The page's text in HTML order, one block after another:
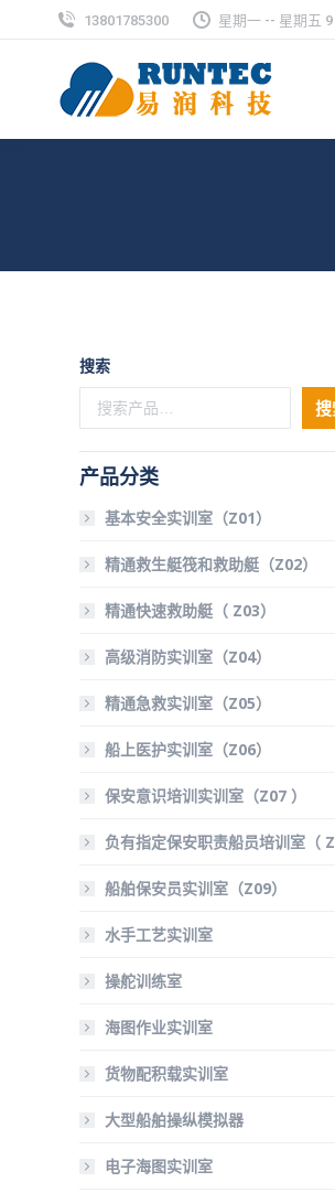
13801785300 星期一 -- 星期五
搜索
产品分类
基本安全实训室（Z01）
精通救生艇筏和救助艇（Z02）
精通快速救助艇（ Z03）
高级消防实训室（Z04）
精通急救实训室（Z05）
船上医护实训室（Z06）
保安意识培训实训室（Z07 ）
负有指定保安职责船员培训室（
船舶保安员实训室（Z09）
水手工艺实训室
操舵训练室
海图作业实训室
货物配积载实训室
大型船舶操纵模拟器
电子海图实训室